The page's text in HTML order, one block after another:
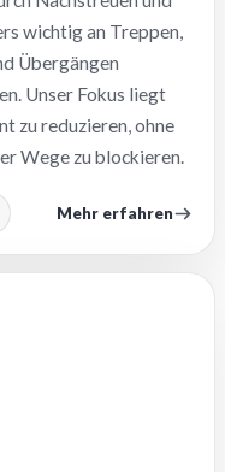
wichtig an Treppen,
Übergängen
Unser Fokus liegt
zu reduzieren, ohne
Wege zu blockieren.
Mehr erfahren